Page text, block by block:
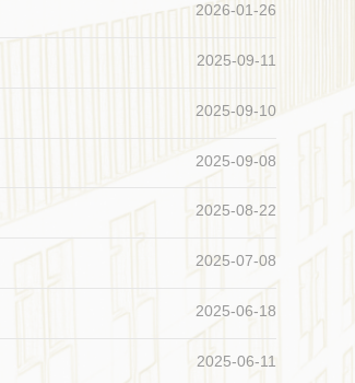
2026-01-26
2025-09-11
2025-09-10
2025-09-08
2025-08-22
2025-07-08
2025-06-18
2025-06-11